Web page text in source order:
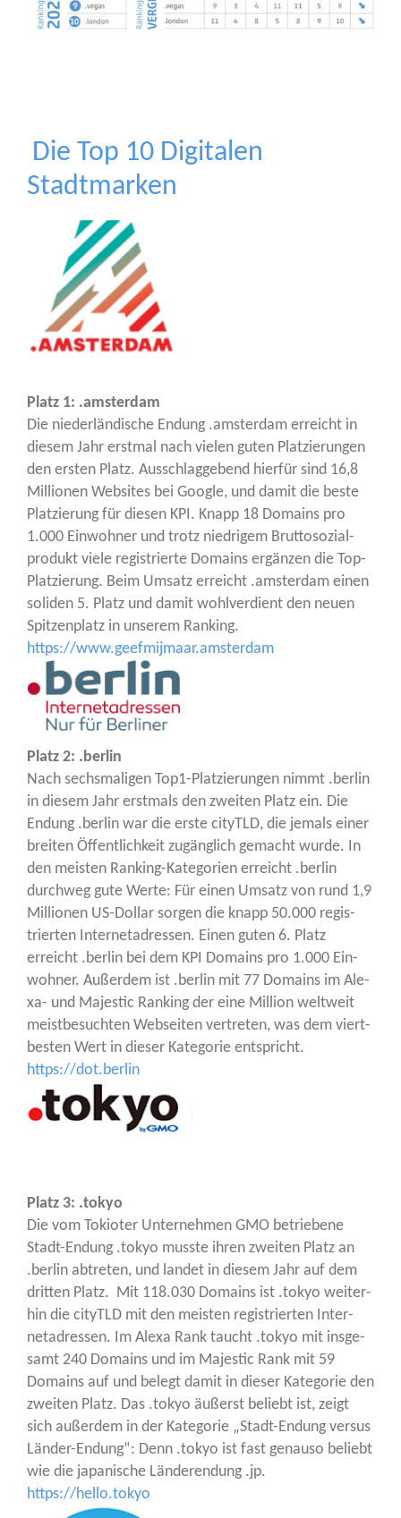
Die Top 10 Digitalen
Stadtmarken
Platz 1: .ams­ter­dam
Die nie­der­län­di­sche Endung .ams­ter­dam erreicht in
die­sem Jahr erst­mal nach vie­len guten Plat­zie­run­gen
den ers­ten Platz. Aus­schlag­ge­bend hier­für sind 16,8
Mil­lio­nen Web­sites bei Goog­le, und damit die bes­te
Plat­zie­rung für die­sen KPI. Knapp 18 Domains pro
1.000 Ein­woh­ner und trotz nied­ri­gem Brut­to­so­zi­al­
pro­dukt vie­le regis­trier­te Domains ergän­zen die Top-
Plat­zie­rung. Beim Umsatz erreicht .ams­ter­dam einen
soli­den 5. Platz und damit wohl­ver­dient den neu­en
Spit­zen­platz in unse­rem Ran­king.
https://www.geefmijmaar.amsterdam
Platz 2: .ber­lin
Nach sechs­ma­li­gen Top1-Plat­zie­run­gen nimmt .ber­lin
in die­sem Jahr erst­mals den zwei­ten Platz ein. Die
Endung .ber­lin war die ers­te cityTLD, die jemals einer
brei­ten Öffent­lich­keit zugäng­lich gemacht wur­de. In
den meis­ten Ran­king-Kate­go­rien erreicht .ber­lin
durch­weg gute Wer­te: Für einen Umsatz von rund 1,9
Mil­lio­nen US-Dol­lar sor­gen die knapp 50.000 regis­
trier­ten Inter­net­adres­sen. Einen guten 6. Platz
erreicht .ber­lin bei dem KPI Domains pro 1.000 Ein­
woh­ner. Außer­dem ist .ber­lin mit 77 Domains im Ale­
xa- und Maje­s­tic Ran­king der eine Mil­li­on welt­weit
meist­be­such­ten Web­sei­ten ver­tre­ten, was dem viert­
bes­ten Wert in die­ser Kate­go­rie ent­spricht.
https://dot.berlin
Platz 3: .tokyo
Die vom Tokio­ter Unter­neh­men GMO betrie­be­ne
Stadt-Endung .tokyo muss­te ihren zwei­ten Platz an
.ber­lin abtre­ten, und lan­det in die­sem Jahr auf dem
drit­ten Platz. Mit 118.030 Domains ist .tokyo wei­ter­
hin die cityTLD mit den meis­ten regis­trier­ten Inter­
net­adres­sen. Im Ale­xa Rank taucht .tokyo mit ins­ge­
samt 240 Domains und im Maje­s­tic Rank mit 59
Domains auf und belegt damit in die­ser Kate­go­rie den
zwei­ten Platz. Das .tokyo äußerst beliebt ist, zeigt
sich außer­dem in der Kate­go­rie „Stadt-Endung ver­sus
Län­der-Endung“: Denn .tokyo ist fast genau­so beliebt
wie die japa­ni­sche Län­de­ren­dung .jp.
https://hello.tokyo